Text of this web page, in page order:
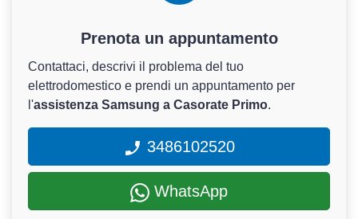
Prenota un appuntamento
Contattaci, descrivi il problema del tuo
elettrodomestico e prendi un appuntamento per
l'assistenza Samsung a Casorate Primo.
3486102520
WhatsApp